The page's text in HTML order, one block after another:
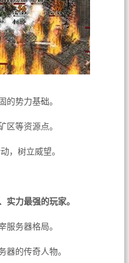
的势力基础。
区等资源点。
，树立威望。
实力最强的玩家。
服务器格局。
器的传奇人物。